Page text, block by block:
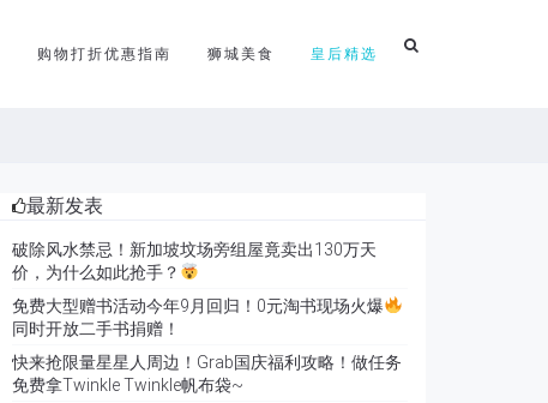
购物打折优惠指南 狮城美食 皇后精选
最新发表
破除风水禁忌！新加坡坟场旁组屋竟卖出130万天
价，为什么如此抢手？
免费大型赠书活动今年9月回归！0元淘书现场火爆
同时开放二手书捐赠！
快来抢限量星星人周边！Grab国庆福利攻略！做任务
免费拿Twinkle Twinkle帆布袋~